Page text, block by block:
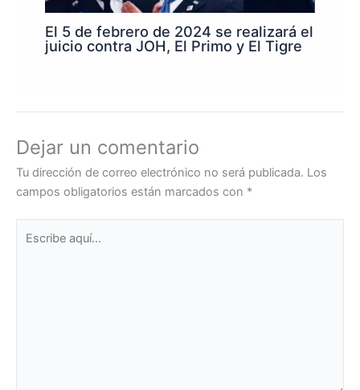
El 5 de febrero de 2024 se realizará el
juicio contra JOH, El Primo y El Tigre
Dejar un comentario
Tu dirección de correo electrónico no será publicada. Los
campos obligatorios están marcados con *
aquí...